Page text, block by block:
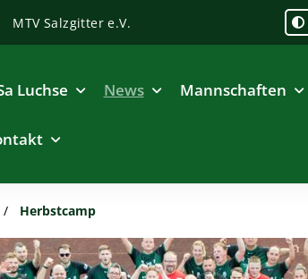
MTV Salzgitter e.V.
Luchse News Mannschaften
Herbstcamp